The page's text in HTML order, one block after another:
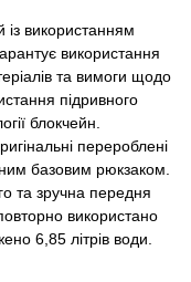
використанням
використання
та вимоги щодо
підривного
блокчейн.
перероблені
базовим рюкзаком.
та зручна передня
використано
6,85 літрів води.